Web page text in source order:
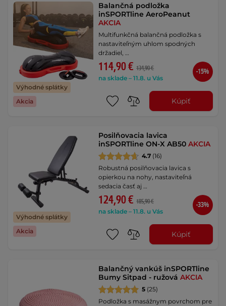
Výhodné splátky
Akcia
Balančná podložka
inSPORTline AeroPeanut
AKCIA
Multifunkčná balančná podložka s
nastaviteľným uhlom spodných
držadiel, …
114,90 € 134,90 €
na sklade – 11.8. u Vás
-15%
Kúpiť
Výhodné splátky
Akcia
Posilňovacia lavica
inSPORTline ON-X AB50AKCIA
4.7 (16)
Robustná posilňovacia lavica s
opierkou na nohy, nastaviteľná
sedacia časť aj …
124,90 € 185,90 €
na sklade – 11.8. u Vás
-33%
Kúpiť
Balančný vankúš inSPORTline
Bumy Sitpad - ružováAKCIA
5 (25)
Podložka s masážnym povrchom pre